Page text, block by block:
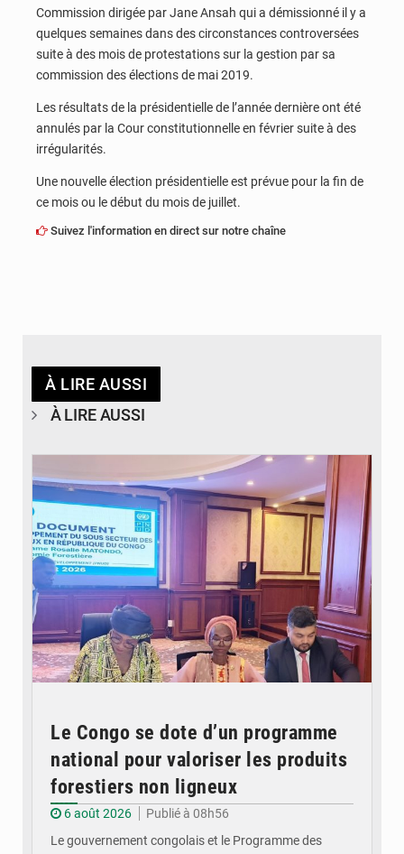
Commission dirigée par Jane Ansah qui a démissionné il y a
quelques semaines dans des circonstances controversées
suite à des mois de protestations sur la gestion par sa
commission des élections de mai 2019.
Les résultats de la présidentielle de l’année dernière ont été
annulés par la Cour constitutionnelle en février suite à des
irrégularités.
Une nouvelle élection présidentielle est prévue pour la fin de
ce mois ou le début du mois de juillet.
Suivez l'information en direct sur notre chaîne
À LIRE AUSSI
À LIRE AUSSI
Le Congo se dote d’un programme
national pour valoriser les produits
forestiers non ligneux
6 août 2026
Publié à 08h56
Le gouvernement congolais et le Programme des